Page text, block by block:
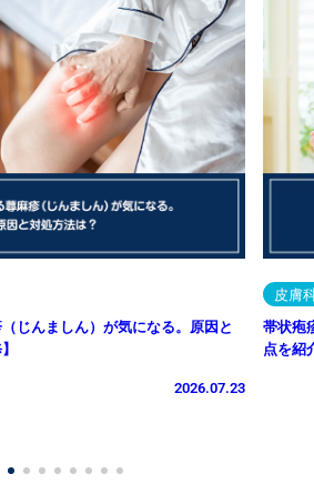
じんましん）が気になる。原因と
2026.07.23
皮膚
帯状疱
点を紹